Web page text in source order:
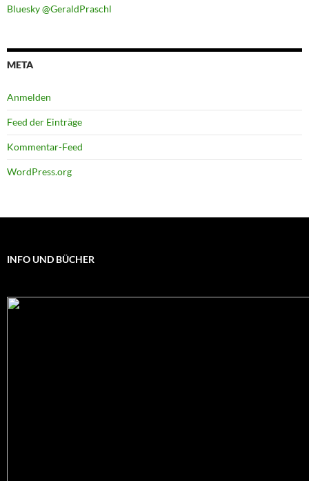
Bluesky @GeraldPraschl
META
Anmelden
Feed der Einträge
Kommentar-Feed
WordPress.org
INFO UND BÜCHER